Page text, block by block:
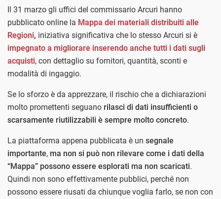
Il 31 marzo gli uffici del commissario Arcuri hanno
pubblicato online la Mappa dei materiali distribuiti alle
Regioni, iniziativa significativa che lo stesso Arcuri si è
impegnato a migliorare inserendo anche tutti i dati sugli
acquisti, con dettaglio su fornitori, quantità, sconti e
modalità di ingaggio.
Se lo sforzo è da apprezzare, il rischio che a dichiarazioni
molto promettenti seguano rilasci di dati insufficienti o
scarsamente riutilizzabili è sempre molto concreto.
La piattaforma appena pubblicata è un segnale
importante, ma non si può non rilevare come i dati della
“Mappa” possono essere esplorati ma non scaricati.
Quindi non sono effettivamente pubblici, perché non
possono essere riusati da chiunque voglia farlo, se non con